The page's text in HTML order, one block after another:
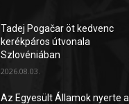
Tadej Pogačar öt kedvenc
kerékpáros útvonala
Szlovéniában
2026.08.03.
Az Egyesült Államok nyerte a